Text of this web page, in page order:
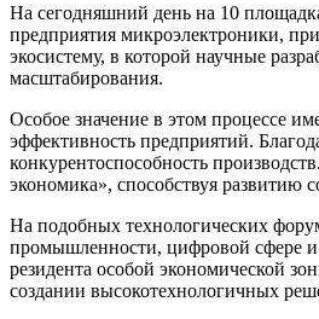
На сегодняшний день на 10
предприятия микроэлектроники,
экосистему, в которой научные
масштабирования.
Особое значение в этом процессе
эффективность предприятий.
конкурентоспособность
экономика», способствуя
На подобных технологических
промышленности, цифровой сфере и
резидента особой экономической
создании высокотехнологичных